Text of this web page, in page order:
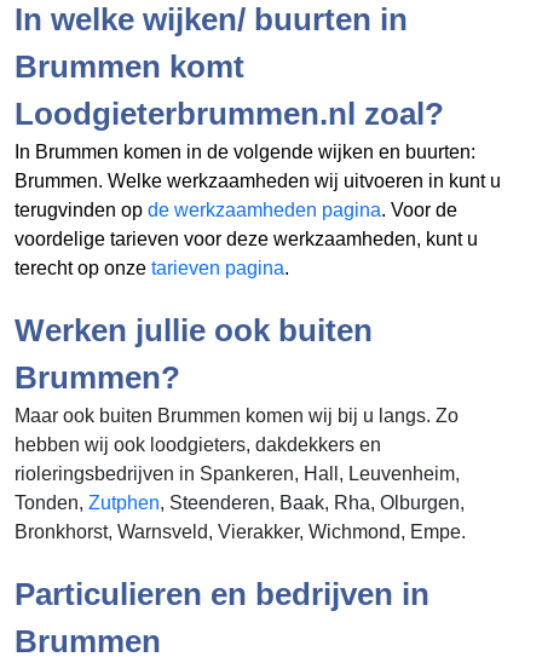
In welke wijken/ buurten in
Brummen komt
Loodgieterbrummen.nl zoal?
In Brummen komen in de volgende wijken en buurten:
Brummen. Welke werkzaamheden wij uitvoeren in kunt u
terugvinden op de werkzaamheden pagina. Voor de
voordelige tarieven voor deze werkzaamheden, kunt u
terecht op onze tarieven pagina.
Werken jullie ook buiten
Brummen?
Maar ook buiten Brummen komen wij bij u langs. Zo
hebben wij ook loodgieters, dakdekkers en
rioleringsbedrijven in Spankeren, Hall, Leuvenheim,
Tonden, Zutphen, Steenderen, Baak, Rha, Olburgen,
Bronkhorst, Warnsveld, Vierakker, Wichmond, Empe.
Particulieren en bedrijven in
Brummen